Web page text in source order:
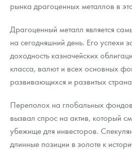
Аксессуары
Гарри Поттер
Год Лошади
Флот: ледоколы и корабли
Ювелирные изделия
Русская нумизматика
Памятка для работы с монетами из
Условия возврата
Монеты
Политика конфиденциальности
Положение по обработке и защите
Скупка слитков
Наши преимущества
Письмо директору
рынка драгоценных металлов в
Драгоценный металл является
на сегодняшний день. Его успехи
доходность казначейских
класса, валют и всех основных
развивающихся и развитых
Переполох на глобальных
вызвал спрос на актив, который
убежище для инвесторов.
длинные позиции в золоте к